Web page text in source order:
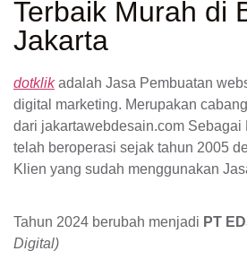
Terbaik Murah di
Jakarta
dotklikadalah Jasa Pembuatan
digital marketing. Merupakan
dari jakartawebdesain.com Sebagai
telah beroperasi sejak tahun 2005
Klien yang sudah menggunakan
Tahun 2024 berubah menjadi PT
Digital)